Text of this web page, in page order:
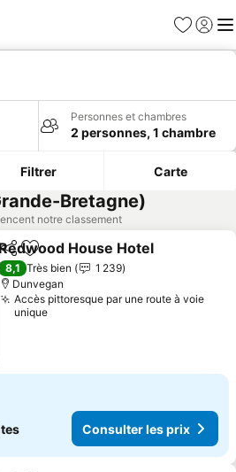
Favoris
Se
Personnes et chambres
2 personnes, 1 chambre
Filtrer Carte
Bretagne)
notre classement
PartagerAjouter à mes favoris
Redwood House Hotel
8,1 Très bien
1 239
Dunvegan
Accès pittoresque par une route à voie
unique
Consulter les prix